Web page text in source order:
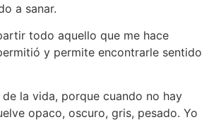
a sanar.
todo aquello que me hace
y permite encontrarle sentido
la vida, porque cuando no hay
opaco, oscuro, gris, pesado. Yo